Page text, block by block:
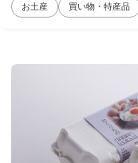
お土産 買い物・特産品